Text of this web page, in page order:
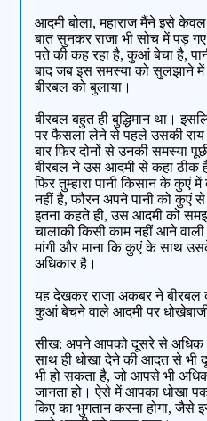
आदमी बोला, महाराज मैंने इसे
बात सुनकर राजा भी सोच में पड़
पते की कह रहा है, कुआं बेचा है,
बाद जब इस समस्या को सुलझाने में
बीरबल को बुलाया।
बीरबल बहुत ही बुद्धिमान था।
पर फैसला लेने से पहले उसकी
बार फिर दोनों से उनकी समस्या
बीरबल ने उस आदमी से कहा ठीक
फिर तुम्हारा पानी किसान के कुएं
नहीं है, फौरन अपने पानी को कुएं
इतना कहते ही, उस आदमी को
चालाकी किसी काम नहीं आने
मांगी और माना कि कुएं के साथ
अधिकार है।
यह देखकर राजा अकबर ने बीरबल
कुआं बेचने वाले आदमी पर धोखेबाजी
सीख: अपने आपको दूसरे से अधिक
साथ ही धोखा देने की आदत से भी
भी हो सकता है, जो आपसे भी
जानता हो। ऐसे में आपका धोखा
किए का भुगतान करना होगा,